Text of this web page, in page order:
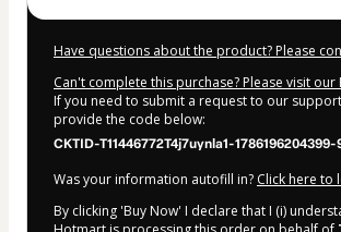
Have questions about the product? Please
Can't complete this purchase? Please visit our
If you need to submit a request to our
provide the code below:
CKTID-T11446772T4j7uynla1-1786196204399-
Was your information autofill in? Click here to
By clicking 'Buy Now' I declare that I (i)